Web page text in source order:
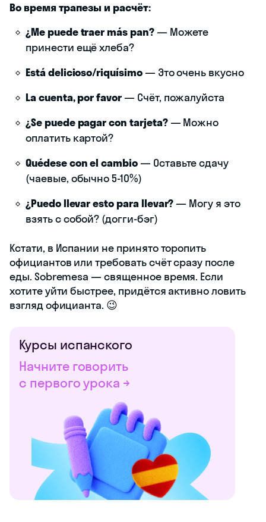
Во время трапезы и расчёт:
¿Me puede traer más pan?— Можете
принести ещё хлеба?
Está delicioso/riquísimo— Это очень вкусно
La cuenta, por favor— Счёт, пожалуйста
¿Se puede pagar con tarjeta?— Можно
оплатить картой?
Quédese con el cambio— Оставьте сдачу
(чаевые, обычно 5-10%)
¿Puedo llevar esto para llevar?— Могу я это
взять с собой? (догги-бэг)
Кстати, в Испании не принято торопить
официантов или требовать счёт сразу после
еды. Sobremesa — священное время. Если
хотите уйти быстрее, придётся активно ловить
взгляд официанта. 😉
Курсы испанского
Начните говорить
с первого урока →